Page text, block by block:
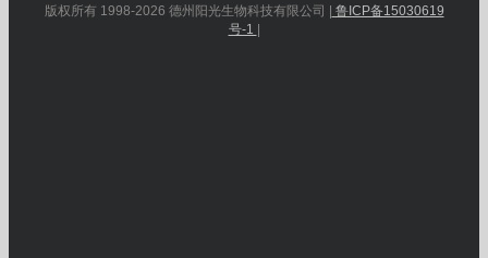
版权所有 1998-2026 德州阳光生物科技有限公司 |
鲁ICP备15030619
号-1